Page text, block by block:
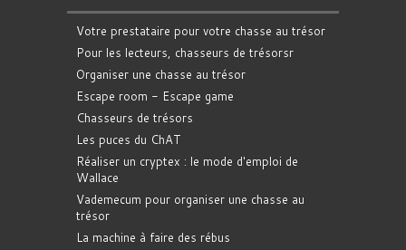
Votre prestataire pour votre chasse au trésor
Pour les lecteurs, chasseurs de trésorsr
Organiser une chasse au trésor
Escape room - Escape game
Chasseurs de trésors
Les puces du ChAT
Réaliser un cryptex : le mode d'emploi de
Wallace
Vademecum pour organiser une chasse au
trésor
La machine à faire des rébus